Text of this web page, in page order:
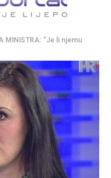
MINISTRA: “Je li njemu